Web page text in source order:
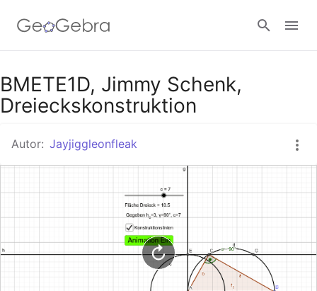
Google Classroom
BMETE1D, Jimmy Schenk,
Dreieckskonstruktion
Autor: Jayjiggleonfleak